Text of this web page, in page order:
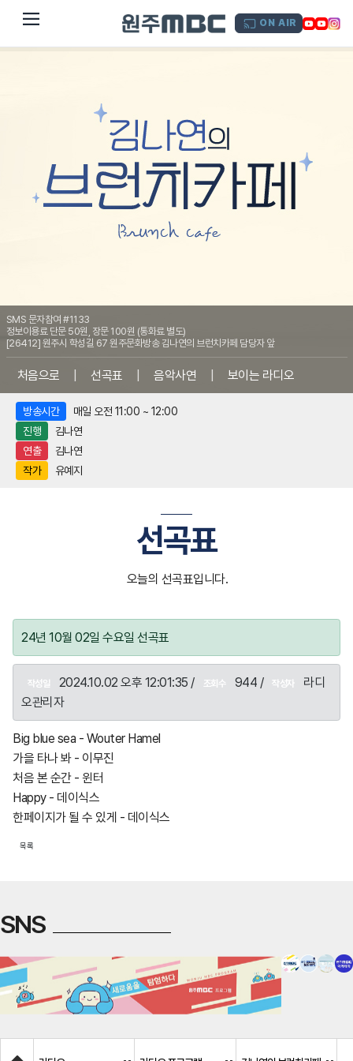
dehaze ON AIR
SMS 문자참여 #1133
정보이용료 단문 50원, 장문 100원 (통화료 별도)
[26412] 원주시 학성길 67 원주문화방송 김나연의 브런치카페 담당자 앞
처음으로 선곡표 음악사연 보이는 라디오
방송시간
매일 오전 11:00 ~ 12:00
진행
김나연
연출
김나연
작가
유예지
선곡표
오늘의 선곡표입니다.
24년 10월 02일 수요일 선곡표
작성일 2024.10.02 오후 12:01:35 / 조회수 944 / 작성자
라디
오관리자
Big blue sea - Wouter Hamel
가을 타나 봐 - 이무진
처음 본 순간 - 윈터
Happy - 데이식스
한페이지가 될 수 있게 - 데이식스
목록
SNS
Home